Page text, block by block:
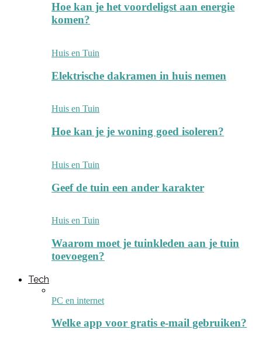
Hoe kan je het voordeligst aan energie
komen?
Huis en Tuin
Elektrische dakramen in huis nemen
Huis en Tuin
Hoe kan je je woning goed isoleren?
Huis en Tuin
Geef de tuin een ander karakter
Huis en Tuin
Waarom moet je tuinkleden aan je tuin
toevoegen?
Tech
PC en internet
Welke app voor gratis e-mail gebruiken?